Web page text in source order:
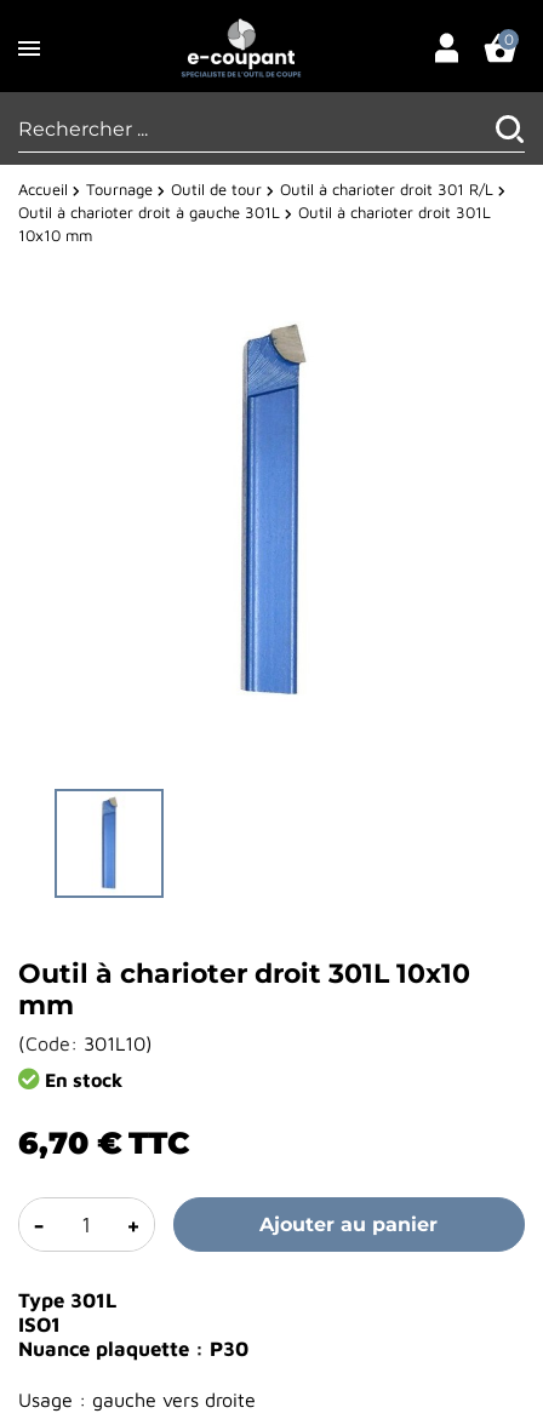
0
Accueil Tournage Outil de tour
Outil à charioter droit 301 R/L
Outil à charioter droit à gauche 301L
Outil à charioter droit 301L
10x10 mm
Outil à charioter droit 301L 10x10
mm
(Code: 301L10)
En stock
6,70 €TTC
- + Ajouter au panier
Type 301L
ISO1
Nuance plaquette : P30
Usage : gauche vers droite